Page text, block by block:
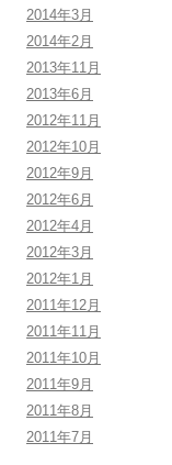
2014年3月
2014年2月
2013年11月
2013年6月
2012年11月
2012年10月
2012年9月
2012年6月
2012年4月
2012年3月
2012年1月
2011年12月
2011年11月
2011年10月
2011年9月
2011年8月
2011年7月